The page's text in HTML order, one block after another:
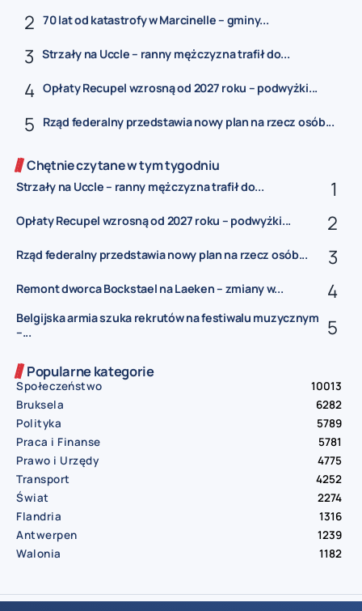
70 lat od katastrofy w Marcinelle – gminy...
Strzały na Uccle – ranny mężczyzna trafił do...
Opłaty Recupel wzrosną od 2027 roku – podwyżki...
Rząd federalny przedstawia nowy plan na rzecz osób...
Chętnie czytane w tym tygodniu
Strzały na Uccle – ranny mężczyzna trafił do...
Opłaty Recupel wzrosną od 2027 roku – podwyżki...
Rząd federalny przedstawia nowy plan na rzecz osób...
Remont dworca Bockstael na Laeken – zmiany w...
Belgijska armia szuka rekrutów na festiwalu muzycznym
–...
Popularne kategorie
Społeczeństwo
10013
Bruksela
6282
Polityka
5789
Praca i Finanse
5781
Prawo i Urzędy
4775
Transport
4252
Świat
2274
Flandria
1316
Antwerpen
1239
Walonia
1182